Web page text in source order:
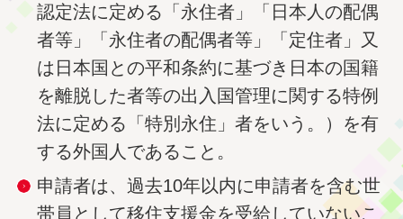
認定法に定める「永住者」「日本人の配偶
者等」「永住者の配偶者等」「定住者」又
は日本国との平和条約に基づき日本の国籍
を離脱した者等の出入国管理に関する特例
法に定める「特別永住」者をいう。）を有
する外国人であること。
申請者は、過去10年以内に申請者を含む世
帯員として移住支援金を受給していないこ